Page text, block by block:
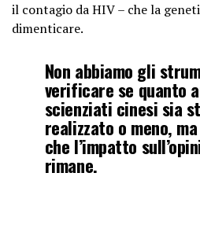
il contagio da HIV – che la
dimenticare.
Non abbiamo gli
verificare se quanto
scienziati cinesi sia
realizzato o meno,
che l’impatto
rimane.